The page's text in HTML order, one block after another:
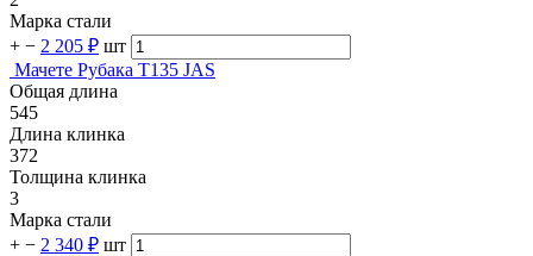
Марка стали
+ − 2 205 ₽ шт
Мачете Рубака T135 JAS
Общая длина
545
Длина клинка
372
Толщина клинка
3
Марка стали
+ − 2 340 ₽ шт